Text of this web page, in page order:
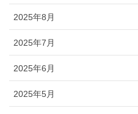
2025年8月
2025年7月
2025年6月
2025年5月